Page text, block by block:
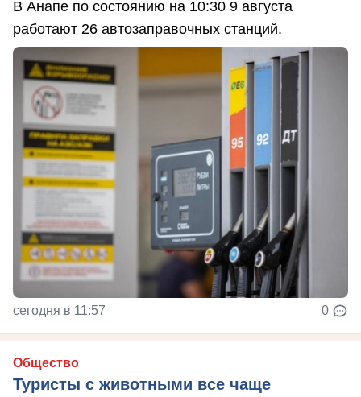
В Анапе по состоянию на 10:30 9 августа
работают 26 автозаправочных станций.
сегодня в 11:57 0
Общество
Туристы с животными все чаще